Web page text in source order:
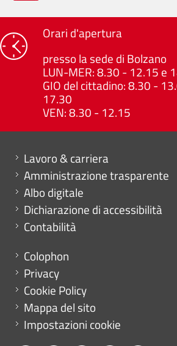
Orari d'apertura
presso la sede di Bolzano
LUN-MER: 8.30 - 12.15 e
GIO del cittadino: 8.30 -
17.30
VEN: 8.30 - 12.15
Mini menu di servizio
Lavoro & carriera
Amministrazione trasparente
Albo digitale
Dichiarazione di accessibilità
Contabilità
Menu footer
Colophon
Privacy
Cookie Policy
Mappa del sito
Impostazioni cookie